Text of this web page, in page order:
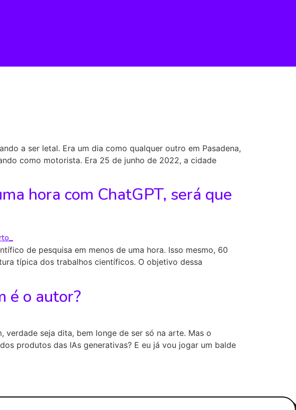
a ser letal. Era um dia como qualquer outro em Pasadena,
como motorista. Era 25 de junho de 2022, a cidade
hora com ChatGPT, será que
de pesquisa em menos de uma hora. Isso mesmo, 60
típica dos trabalhos científicos. O objetivo dessa
é o autor?
seja dita, bem longe de ser só na arte. Mas o
produtos das IAs generativas? E eu já vou jogar um balde